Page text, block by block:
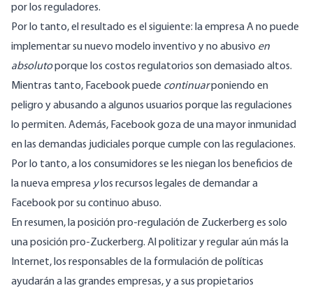
por los reguladores.
Por lo tanto, el resultado es el siguiente: la empresa A no puede
implementar su nuevo modelo inventivo y no abusivo en
absolutoporque los costos regulatorios son demasiado altos.
Mientras tanto, Facebook puede continuarponiendo en
peligro y abusando a algunos usuarios porque las regulaciones
lo permiten. Además, Facebook goza de una mayor inmunidad
en las demandas judiciales porque cumple con las regulaciones.
Por lo tanto, a los consumidores se les niegan los beneficios de
la nueva empresa ylos recursos legales de demandar a
Facebook por su continuo abuso.
En resumen, la posición pro-regulación de Zuckerberg es solo
una posición pro-Zuckerberg. Al politizar y regular aún más la
Internet, los responsables de la formulación de políticas
ayudarán a las grandes empresas, y a sus propietarios